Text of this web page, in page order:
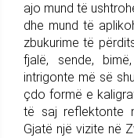
ajo mund të
dhe mund të
zbukurime të
fjalë, sende,
intrigonte më së
çdo formë e
të saj reflektonte
Gjatë një vizite në